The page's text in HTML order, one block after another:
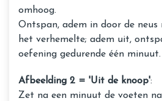
omhoog.
Ontspan, adem in door de
het verhemelte; adem uit,
oefening gedurende één minuut.
Afbeelding 2 = 'Uit de knoop':
Zet na een minuut de voeten